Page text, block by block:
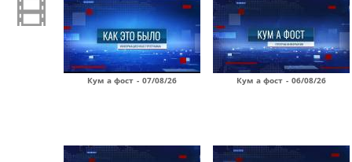
Кум а фост - 07/08/26 Кум а фост - 06/08/26